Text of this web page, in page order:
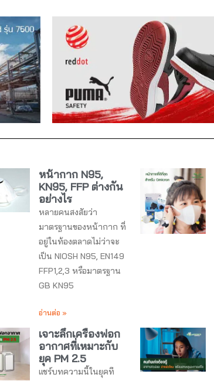
หน้ากาก N95,
KN95, FFP ต่างกัน
อย่างไร
หลายคนสงสัยว่า
มาตรฐานของหน้ากาก ที่
อยู่ในท้องตลาดไม่ว่าจะ
เป็น NIOSH N95, EN149
FFP1,2,3 หรือมาตรฐาน
GB KN95
อ่านต่อ »
เจาะลึกเครื่องฟอก
อากาศที่เหมาะกับ
ยุค PM 2.5
แชร์บทความนี้ในยุคที